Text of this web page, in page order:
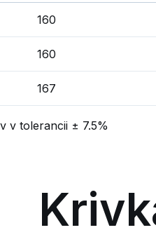
160
160
167
v tolerancii ± 7.5%